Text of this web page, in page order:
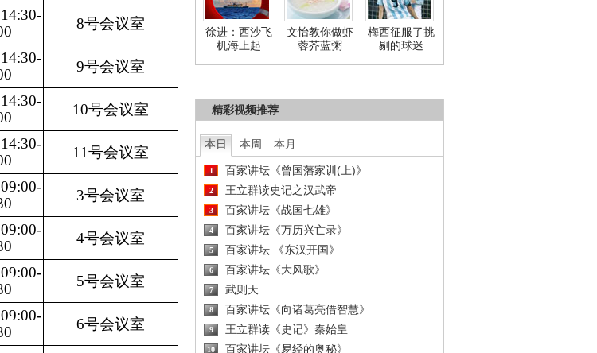
8号会议室
9号会议室
10号会议室
11号会议室
3号会议室
4号会议室
5号会议室
6号会议室
徐进：西沙飞
机海上起
文怡教你做虾
蓉芥蓝粥
梅西征服了挑
剔的球迷
精彩视频推荐
本日 本周 本月
1 百家讲坛《曾国藩家训(上)》
2 王立群读史记之汉武帝
3 百家讲坛《战国七雄》
4 百家讲坛《万历兴亡录》
5 百家讲坛 《东汉开国》
6 百家讲坛《大风歌》
7 武则天
8 百家讲坛《向诸葛亮借智慧》
9 王立群读《史记》秦始皇
10 百家讲坛《易经的奥秘》